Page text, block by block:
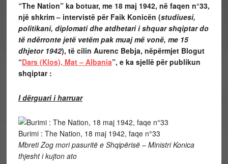
“The Nation” ka botuar, me 18 maj 1942, në faqen n°33,
një shkrim – intervistë për Faik Konicën (studiuesi,
politikani, diplomati dhe atdhetari i shquar shqiptar do
të ndërronte jetë vetëm pak muaj më vonë, me 15
dhjetor 1942), të cilin Aurenc Bebja, nëpërmjet Blogut
“Dars (Klos), Mat – Albania”, e ka sjellë për publikun
shqiptar :
I dërguari i harruar
Burimi : The Nation, 18 maj 1942, faqe n°33
Mbreti Zog mori pasuritë e Shqipërisë – Ministri Konica
thjesht i kujton ato